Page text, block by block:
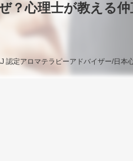
？心理士が教える
認定アロマテラピーアドバイザー/日本